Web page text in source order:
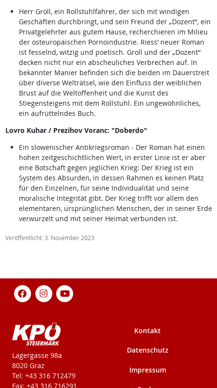
Herr Groll, ein Rollstuhlfahrer, der sich mit windigen
Geschäften durchbringt, und sein Freund der „Dozent“, ein
Privatgelehrter aus gutem Hause, recherchieren im Milieu
der osteuropäischen Pornoindustrie. Riess’ neuer Roman
ist fesselnd, witzig und poetisch. Groll und der „Dozent“
decken nicht nur ein abscheuliches Verbrechen auf. In
bekannter Manier befinden sich die beiden im Dauerstreit
über diverse Welträtsel, wie den Einfluss der weiblichen
Brust auf die Weltoffenheit und die Kunst des
Stiegensteigens mit dem Rollstuhl. Ein ungewöhnliches,
ein aufrüttelndes Buch.
Lovro Kuhar / Prezihov Voranc: "Doberdo"
Ein slowenischer Antikriegsroman - Der Roman hat einen
hohen zeitgeschichtlichen Wert, in erster Linie ist er aber
eine Botschaft gegen jeglichen Krieg: Der Krieg ist ein
System des Absurden, in dessen Rahmen es keinen Platz
für den Einzelnen, für seine Individualität und seine
moralische Integrität gibt. Der Krieg trifft vor allem den
elementaren, ursprünglichen Menschen, der in seiner Erde
verwurzelt und mit seiner Heimat verbunden ist.
Veröffentlicht: 3. November 2023
KPÖ-Steiermark
Lagergasse 98a
8020 Graz
Tel: +43 316 712479
Fax: +43 316 716291
Kontakt
Datenschutz
Impressum